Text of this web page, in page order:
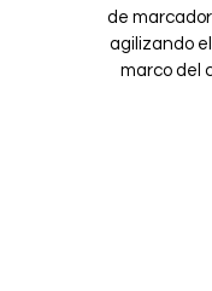
de
agilizando
marco del